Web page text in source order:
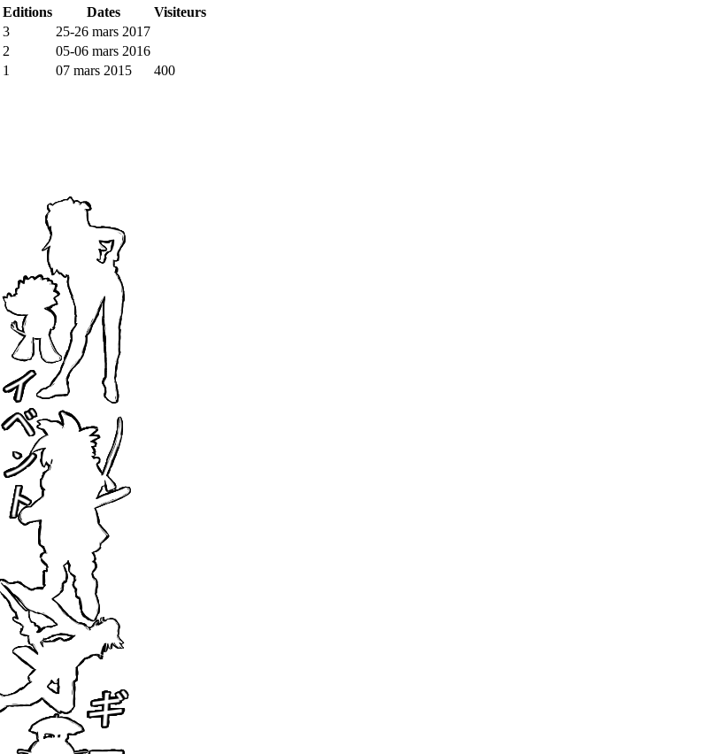
Editions Dates
Visiteurs
3
25-26 mars 2017
2
05-06 mars 2016
1
07 mars 2015 400